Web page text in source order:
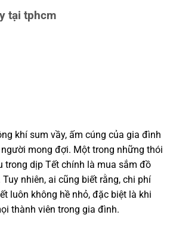
tại tphcm
khí sum vầy, ấm cúng của gia đình
mong đợi. Một trong những thói
trong dịp Tết chính là mua sắm đồ
nhiên, ai cũng biết rằng, chi phí
luôn không hề nhỏ, đặc biệt là khi
thành viên trong gia đình.